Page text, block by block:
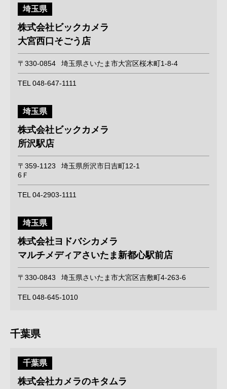
埼玉県
株式会社ビックカメラ
大宮西口そごう店
〒330-0854 埼玉県さいたま市大宮区桜木町1-8-4
TEL 048-647-1111
埼玉県
株式会社ビックカメラ
所沢駅店
〒359-1123
埼玉県所沢市日吉町12-1
6Ｆ
TEL 04-2903-1111
埼玉県
株式会社ヨドバシカメラ
マルチメディアさいたま新都心駅前店
〒330-0843 埼玉県さいたま市大宮区吉敷町4-263-6
TEL 048-645-1010
千葉県
千葉県
株式会社カメラのキタムラ